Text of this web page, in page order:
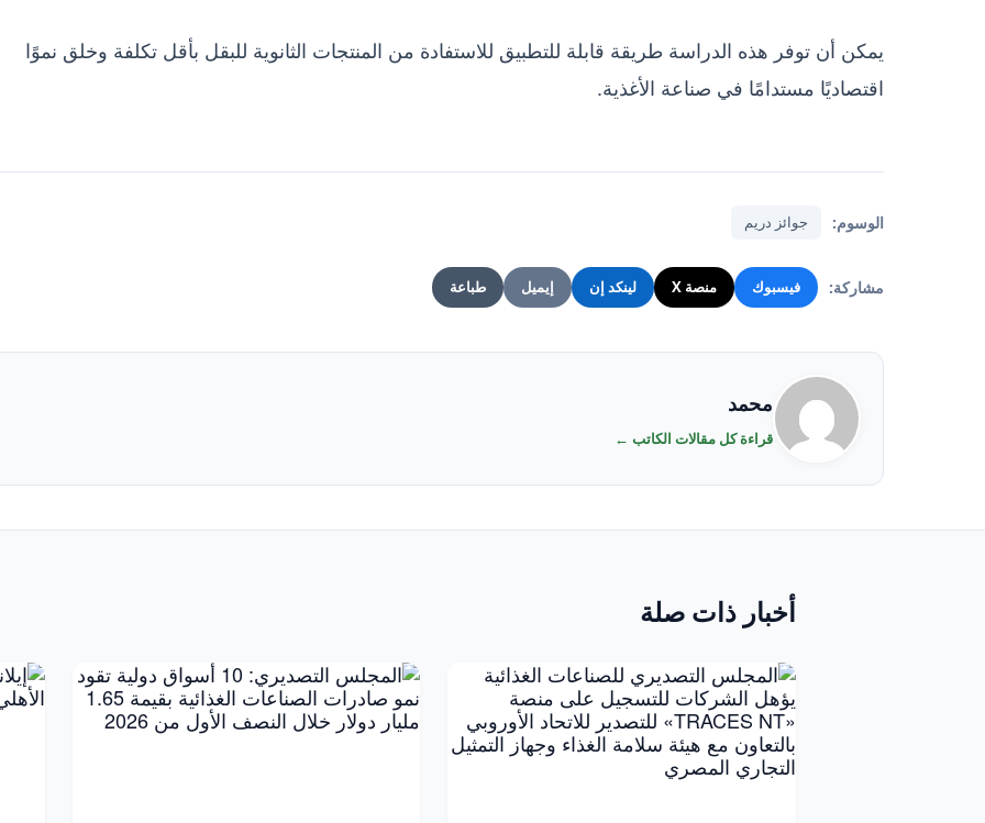
يمكن أن توفر هذه الدراسة طريقة قابلة للتطبيق للاستفادة من المنتجات الثانوية للبقل بأقل تكلفة وخلق نموًا
اقتصاديًا مستدامًا في صناعة الأغذية.
الوسوم: جوائز دريم
مشاركة: فيسبوك منصة X لينكد إن إيميل طباعة
محمد
قراءة كل مقالات الكاتب ←
أخبار ذات صلة